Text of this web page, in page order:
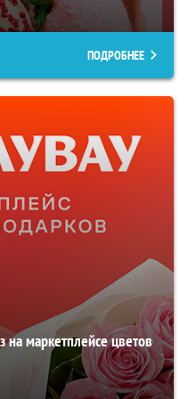
ПОДРОБНЕЕ
маркетплейсе цветов